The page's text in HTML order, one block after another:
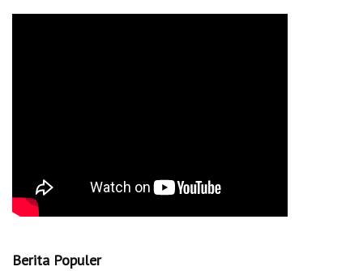
Berita Populer